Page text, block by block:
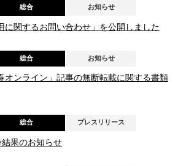
総合 お知らせ
に関するお問い合わせ」を公開しました
総合 お知らせ
オンライン」記事の無断転載に関する書類
総合 プレスリリース
果のお知らせ